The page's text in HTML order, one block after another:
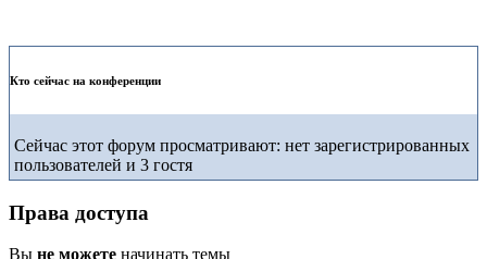
Кто сейчас на конференции
Сейчас этот форум просматривают: нет зарегистрированных
пользователей и 3 гостя
Права доступа
Вы не можете начинать темы